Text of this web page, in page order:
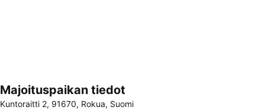
Laajenna kartta
Majoituspaikan tiedot
Kuntoraitti 2, 91670, Rokua, Suomi